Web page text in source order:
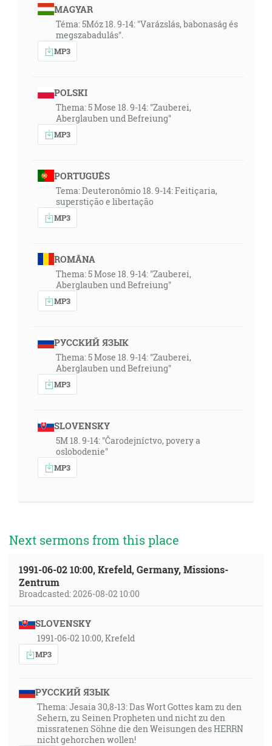
MAGYAR
Téma: 5Móz 18. 9-14: "Varázslás, babonaság és
megszabadulás".
MP3
POLSKI
Thema: 5 Mose 18. 9-14: "Zauberei,
Aberglauben und Befreiung"
MP3
PORTUGUÊS
Tema: Deuteronômio 18. 9-14: Feitiçaria,
superstição e libertação
MP3
ROMÂNA
Thema: 5 Mose 18. 9-14: "Zauberei,
Aberglauben und Befreiung"
MP3
РУССКИЙ ЯЗЫК
Thema: 5 Mose 18. 9-14: "Zauberei,
Aberglauben und Befreiung"
MP3
SLOVENSKY
5M 18. 9-14: "Čarodejníctvo, povery a
oslobodenie"
MP3
Next sermons from this place
1991-06-02 10:00, Krefeld, Germany, Missions-
Zentrum
Broadcasted: 2026-08-02 10:00
SLOVENSKY
1991-06-02 10:00, Krefeld
MP3
РУССКИЙ ЯЗЫК
Thema: Jesaia 30,8-13: Das Wort Gottes kam zu den
Sehern, zu Seinen Propheten und nicht zu den
missratenen Söhne die den Weisungen des HERRN
nicht gehorchen wollen!